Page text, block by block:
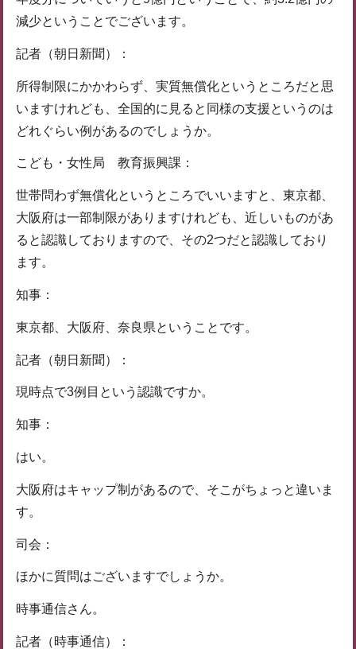
減少ということでございます。
記者（朝日新聞）：
所得制限にかかわらず、実質無償化というところだと思
いますけれども、全国的に見ると同様の支援というのは
どれぐらい例があるのでしょうか。
こども・女性局 教育振興課：
世帯問わず無償化というところでいいますと、東京都、
大阪府は一部制限がありますけれども、近しいものがあ
ると認識しておりますので、その2つだと認識しており
ます。
知事：
東京都、大阪府、奈良県ということです。
記者（朝日新聞）：
現時点で3例目という認識ですか。
知事：
はい。
大阪府はキャップ制があるので、そこがちょっと違いま
す。
司会：
ほかに質問はございますでしょうか。
時事通信さん。
記者（時事通信）：